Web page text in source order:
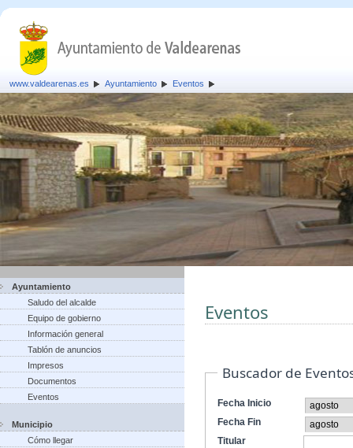
www.valdearenas.es Ayuntamiento Eventos
Ayuntamiento
Saludo del alcalde
Equipo de gobierno
Información general
Tablón de anuncios
Impresos
Documentos
Eventos
Municipio
Cómo llegar
Eventos
Buscador de
Fecha Inicio
Fecha Fin
Titular